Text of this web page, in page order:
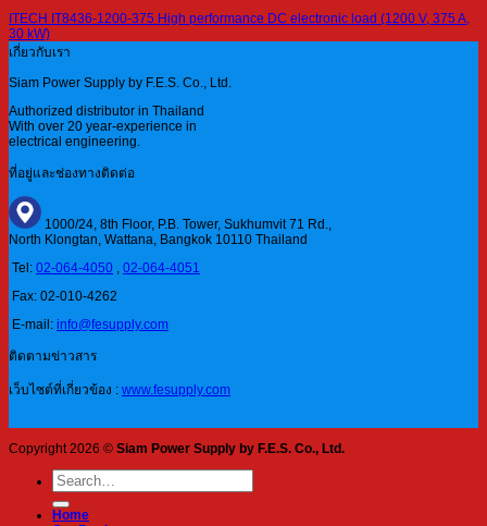
ITECH IT8436-1200-375 High performance DC electronic load (1200 V, 375 A,
30 kW)
เกี่ยวกับเรา
Siam Power Supply by F.E.S. Co., Ltd.
Authorized distributor in Thailand
With over 20 year-experience in
electrical engineering.
ที่อยู่และช่องทางติดต่อ
1000/24, 8th Floor, P.B. Tower, Sukhumvit 71 Rd.,
North Klongtan, Wattana, Bangkok 10110 Thailand
Tel: 02-064-4050 , 02-064-4051
Fax: 02-010-4262
E-mail: info@fesupply.com
ติดตามข่าวสาร
เว็บไซต์ที่เกี่ยวข้อง : www.fesupply.com
Copyright 2026 © Siam Power Supply by F.E.S. Co., Ltd.
Search
for:
Home